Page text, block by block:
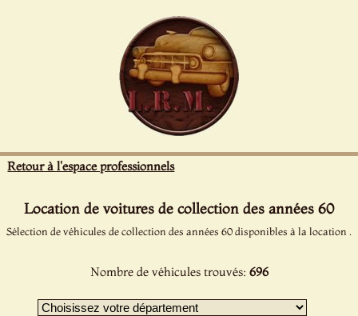
Retour à l'espace professionnels
Location de voitures de collection des années 60
Sélection de véhicules de collection des années 60 disponibles à la location .
Nombre de véhicules trouvés: 696